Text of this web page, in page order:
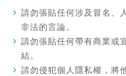
請勿張貼任何涉及冒名、
非法的言論。
請勿張貼任何帶有商業或
結。
請勿侵犯個人隱私權，將